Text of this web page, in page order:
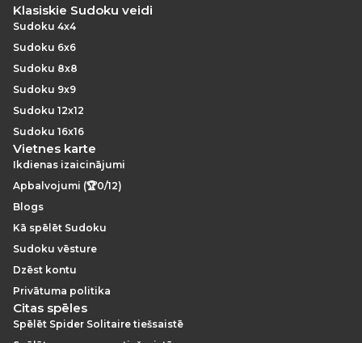
Klasiskie Sudoku veidi
Sudoku 4x4
Sudoku 6x6
Sudoku 8x8
Sudoku 9x9
Sudoku 12x12
Sudoku 16x16
Vietnes karte
Ikdienas izaicinājumi
Apbalvojumi (🏆0/12)
Blogs
Kā spēlēt Sudoku
Sudoku vēsture
Dzēst kontu
Privātuma politika
Citas spēles
Spēlēt Spider Solitaire tiešsaistē